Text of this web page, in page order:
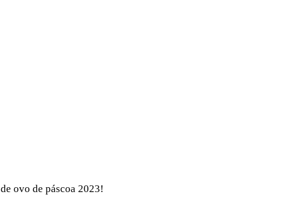
ovo de páscoa 2023!